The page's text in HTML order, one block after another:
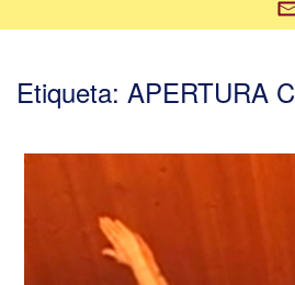
Etiqueta: APERTURA